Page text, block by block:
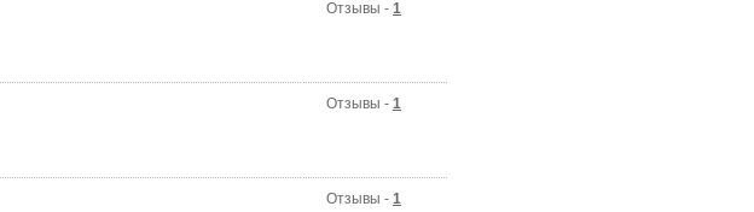
Отзывы - 1
Отзывы - 1
Отзывы - 1